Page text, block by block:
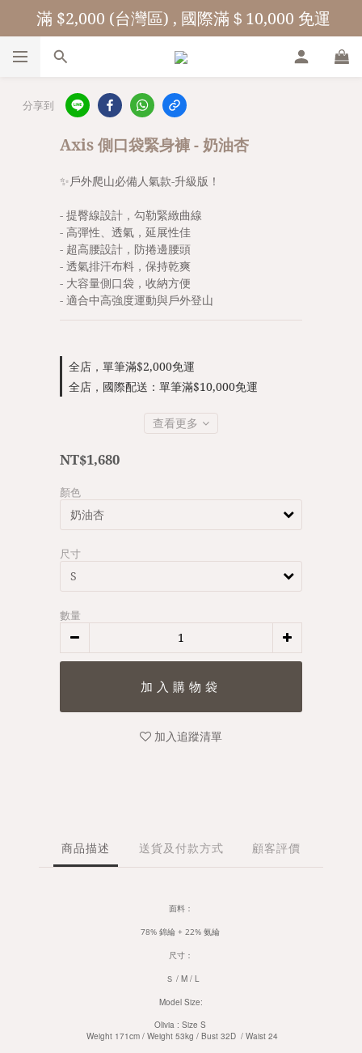
滿 $2,000 (台灣區) , 國際滿＄10,000 免運
分享到
Axis 側口袋緊身褲 - 奶油杏
✨戶外爬山必備人氣款-升級版！
- 提臀線設計，勾勒緊緻曲線
- 高彈性、透氣，延展性佳
- 超高腰設計，防捲邊腰頭
- 透氣排汗布料，保持乾爽
- 大容量側口袋，收納方便
- 適合中高強度運動與戶外登山
全店，單筆滿$2,000免運
全店，國際配送：單筆滿$10,000免運
查看更多
NT$1,680
顏色
尺寸
數量
加入追蹤清單
商品描述 送貨及付款方式 顧客評價
面料：
78% 錦綸 + 22% 氨綸
尺寸：
Ｓ / M / L
Model Size:
Olivia : Size S
Weight 171cm / Weight 53kg / Bust 32D / Waist 24